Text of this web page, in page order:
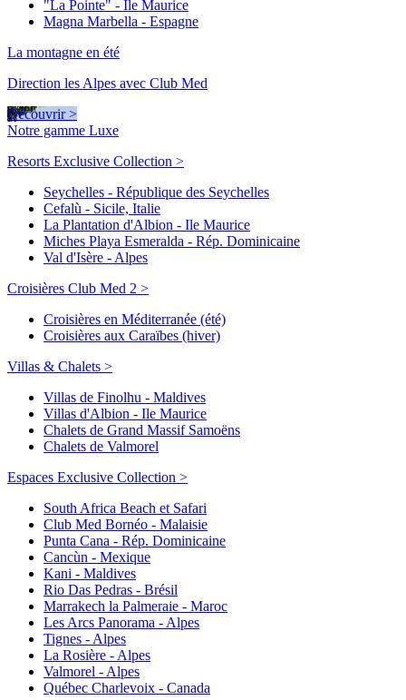
"La Pointe" - Ile Maurice
Magna Marbella - Espagne
La montagne en été
Direction les Alpes avec Club Med
Découvrir >
Notre gamme Luxe
Resorts Exclusive Collection >
Seychelles - République des Seychelles
Cefalù - Sicile, Italie
La Plantation d'Albion - Ile Maurice
Miches Playa Esmeralda - Rép. Dominicaine
Val d'Isère - Alpes
Croisières Club Med 2 >
Croisières en Méditerranée (été)
Croisières aux Caraïbes (hiver)
Villas & Chalets >
Villas de Finolhu - Maldives
Villas d'Albion - Ile Maurice
Chalets de Grand Massif Samoëns
Chalets de Valmorel
Espaces Exclusive Collection >
South Africa Beach et Safari
Club Med Bornéo - Malaisie
Punta Cana - Rép. Dominicaine
Cancùn - Mexique
Kani - Maldives
Rio Das Pedras - Brésil
Marrakech la Palmeraie - Maroc
Les Arcs Panorama - Alpes
Tignes - Alpes
La Rosière - Alpes
Valmorel - Alpes
Québec Charlevoix - Canada